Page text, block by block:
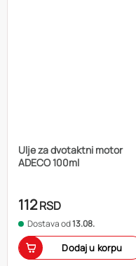
Ulje za dvotaktni motor
ADECO 100ml
112RSD
Dostava od13.08.
Dodaj u korpu